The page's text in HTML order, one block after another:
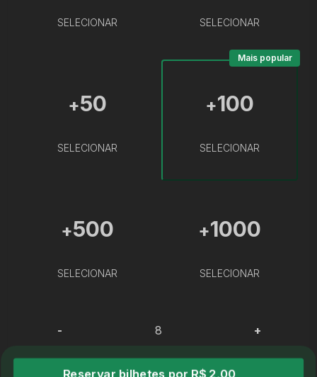
SELECIONAR SELECIONAR
+50
SELECIONAR
+100
SELECIONAR
Mais popular
+500
SELECIONAR
+1000
SELECIONAR
- +
Reservar bilhetes por R$ 2,00